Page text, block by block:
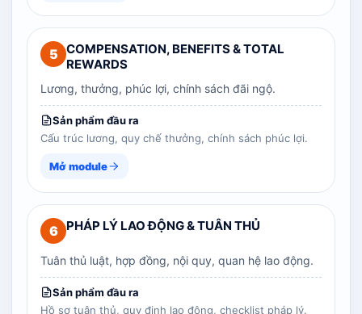
5 COMPENSATION, BENEFITS & TOTAL
REWARDS
Lương, thưởng, phúc lợi, chính sách đãi ngộ.
Sản phẩm đầu ra
Cấu trúc lương, quy chế thưởng, chính sách phúc lợi.
Mở module
6 PHÁP LÝ LAO ĐỘNG & TUÂN THỦ
Tuân thủ luật, hợp đồng, nội quy, quan hệ lao động.
Sản phẩm đầu ra
Hồ sơ tuân thủ, quy định lao động, checklist pháp lý.